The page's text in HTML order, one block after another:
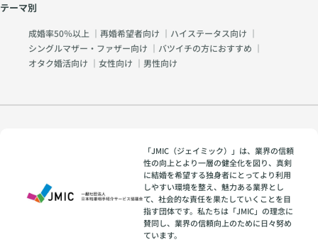
テーマ別
成婚率50％以上 ｜ 再婚希望者向け ｜ ハイステータス向け ｜
シングルマザー・ファザー向け ｜ バツイチの方におすすめ ｜
オタク婚活向け ｜ 女性向け ｜ 男性向け
「JMIC（ジェイミック）」は、業界の信頼
性の向上とより一層の健全化を図り、真剣
に結婚を希望する独身者にとってより利用
しやすい環境を整え、魅力ある業界とし
て、社会的な責任を果たしていくことを目
指す団体です。私たちは「JMIC」の理念に
賛同し、業界の信頼向上のために日々努め
ています。